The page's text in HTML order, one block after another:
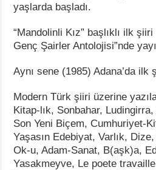
yaşlarda başladı.
“Mandolinli Kız” başlıklı ilk
Genç Şairler Antolojisi”nde
Aynı sene (1985) Adana’da ilk
Modern Türk şiiri üzerine
Kitap-lık, Sonbahar,
Son Yeni Biçem, Cumhuriyet-
Yaşasın Edebiyat, Varlık,
Ok-u, Adam-Sanat, B(aşk)a,
Yasakmeyve, Le poete